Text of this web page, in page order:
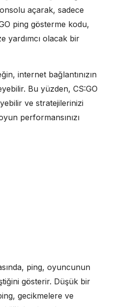
açarak, sadece
ping gösterme kodu,
yardımcı olacak bir
internet bağlantınızın
Bu yüzden, CS:GO
ve stratejilerinizi
performansınızı
ping, oyuncunun
gösterir. Düşük bir
gecikmelere ve